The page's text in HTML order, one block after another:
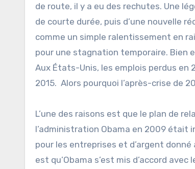
de route, il y a eu des rechutes. Une
de courte durée, puis d’une nouvelle
comme un simple ralentissement en
pour une stagnation temporaire. Bien
Aux États-Unis, les emplois perdus en
2015. Alors pourquoi l’après-crise de
L’une des raisons est que le plan de
l’administration Obama en 2009 était
pour les entreprises et d’argent
est qu’Obama s’est mis d’accord